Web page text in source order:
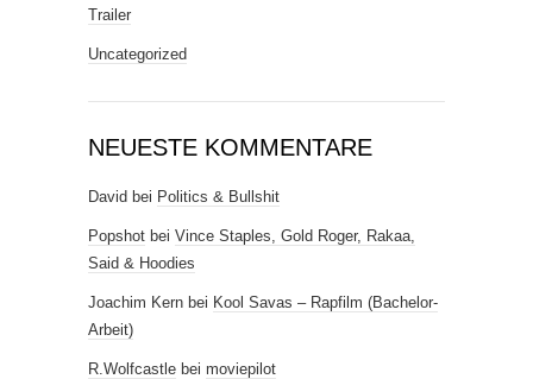
Trailer
Uncategorized
NEUESTE KOMMENTARE
David bei Politics & Bullshit
Popshot bei Vince Staples, Gold Roger, Rakaa,
Said & Hoodies
Joachim Kern bei Kool Savas – Rapfilm (Bachelor-
Arbeit)
R.Wolfcastle bei moviepilot